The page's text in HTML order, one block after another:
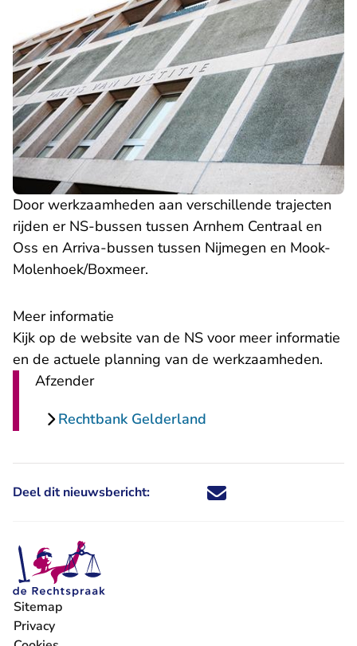
Door werkzaamheden aan verschillende trajecten
rijden er NS-bussen tussen Arnhem Centraal en
Oss en Arriva-bussen tussen Nijmegen en Mook-
Molenhoek/Boxmeer.
Meer informatie
Kijk op de website - U verlaat Rechtspraak.nl
van de NS voor meer informatie
en de actuele planning van de werkzaamheden.
Afzender
Rechtbank Gelderland
Deel dit nieuwsbericht: Deel dit nieuwsbericht via X -
Deel dit nieuwsbericht via
Deel dit nieuwsbericht
Deel dit
Sitemap
Privacy